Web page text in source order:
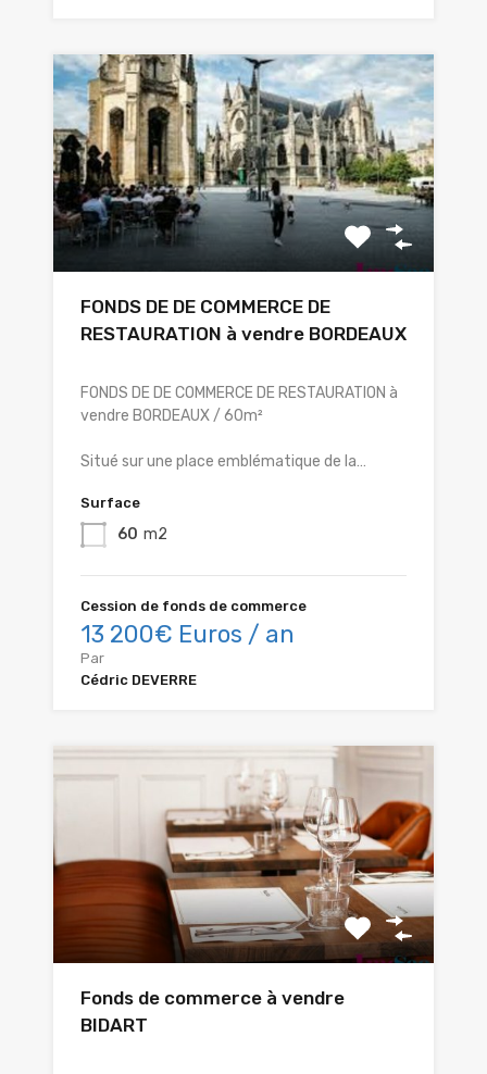
FONDS DE DE COMMERCE DE
RESTAURATION à vendre BORDEAUX
FONDS DE DE COMMERCE DE RESTAURATION à
vendre BORDEAUX / 60m²
Situé sur une place emblématique de la…
Surface
60 m2
Cession de fonds de commerce
13 200€ Euros / an
Par
Cédric DEVERRE
Fonds de commerce à vendre
BIDART